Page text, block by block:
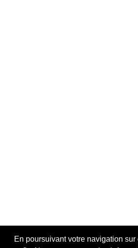
En poursuivant votre navigation